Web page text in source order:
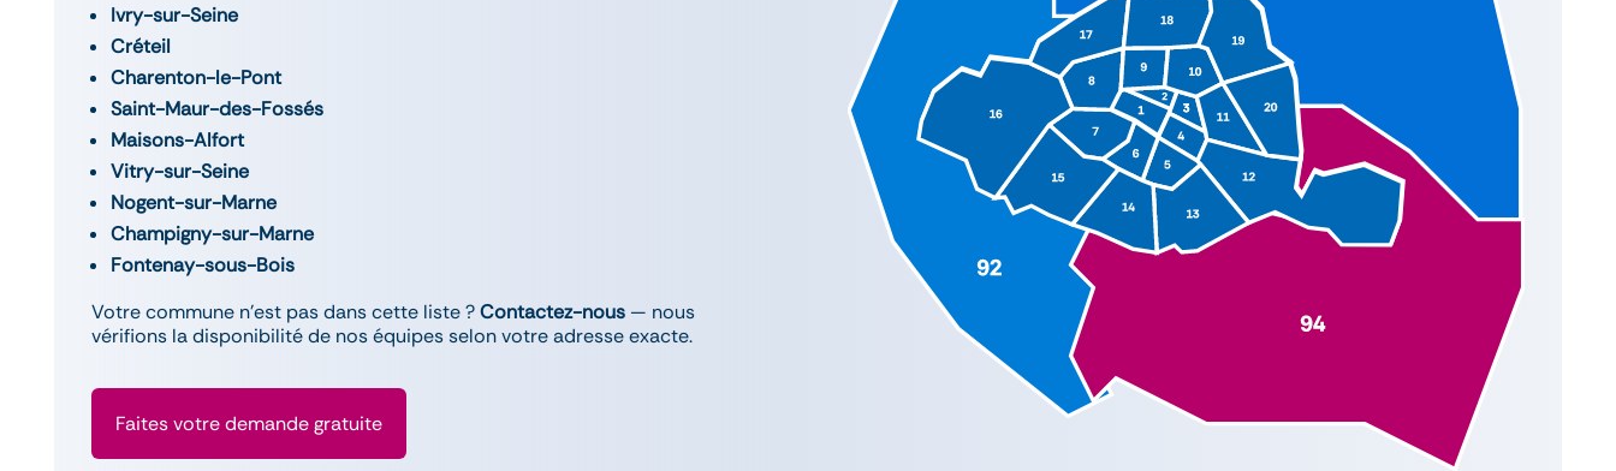
Ivry-sur-Seine
Créteil
Charenton-le-Pont
Saint-Maur-des-Fossés
Maisons-Alfort
Vitry-sur-Seine
Nogent-sur-Marne
Champigny-sur-Marne
Fontenay-sous-Bois
Votre commune n’est pas dans cette liste ?Contactez-nous — nous
vérifions la disponibilité de nos équipes selon votre adresse exacte.
Faites votre demande gratuite
^
^
^
^
^
^
^
^ ^
^
^
^
^
^
^
^
^
^
^